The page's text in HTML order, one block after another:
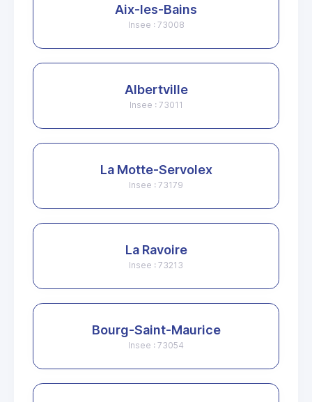
Aix-les-Bains
Insee : 73008
Albertville
Insee : 73011
La Motte-Servolex
Insee : 73179
La Ravoire
Insee : 73213
Bourg-Saint-Maurice
Insee : 73054